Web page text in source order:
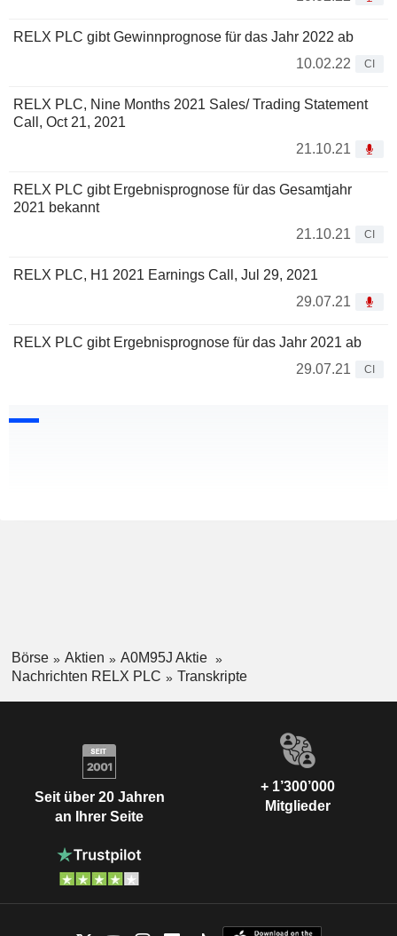
RELX PLC gibt Gewinnprognose für das Jahr 2022 ab
10.02.22
CI
RELX PLC, Nine Months 2021 Sales/ Trading Statement
Call, Oct 21, 2021
21.10.21
RELX PLC gibt Ergebnisprognose für das Gesamtjahr
2021 bekannt
21.10.21
CI
RELX PLC, H1 2021 Earnings Call, Jul 29, 2021
29.07.21
RELX PLC gibt Ergebnisprognose für das Jahr 2021 ab
29.07.21
CI
Börse Aktien
A0M95J Aktie
Nachrichten RELX PLC
Transkripte
Seit über 20 Jahren
an Ihrer Seite
+ 1’300’000
Mitglieder